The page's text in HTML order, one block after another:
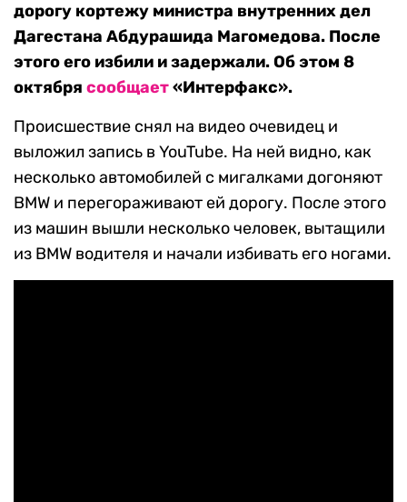
дорогу кортежу министра внутренних дел
Дагестана Абдурашида Магомедова. После
этого его избили и задержали. Об этом 8
октября сообщает«Интерфакс».
Происшествие снял на видео очевидец и
выложил запись в YouTube. На ней видно, как
несколько автомобилей с мигалками догоняют
BMW и перегораживают ей дорогу. После этого
из машин вышли несколько человек, вытащили
из BMW водителя и начали избивать его ногами.